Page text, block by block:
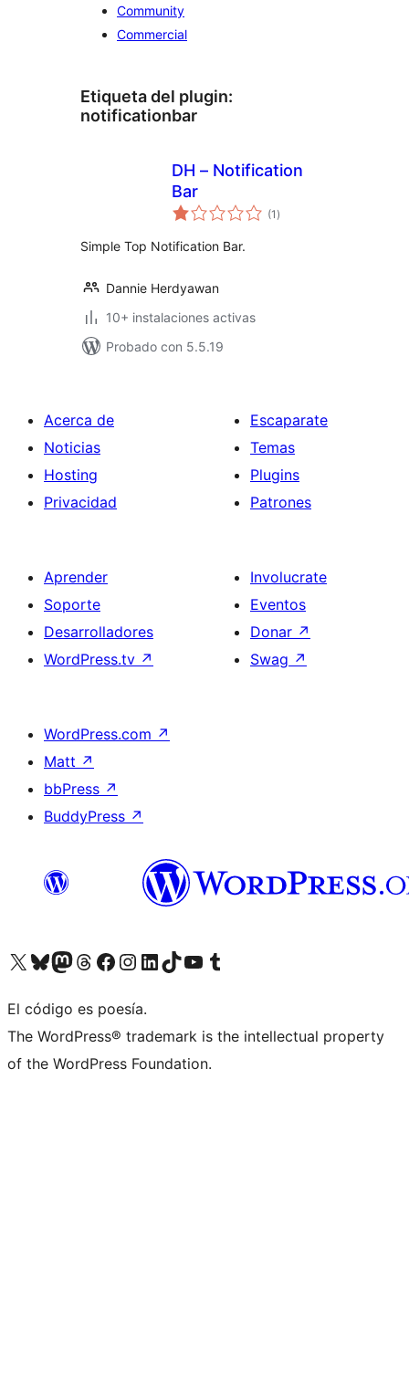
Community
Commercial
Etiqueta del plugin:
notificationbar
DH – Notification
Bar
(1 total
de
)
Simple Top Notification Bar.
Dannie Herdyawan
10+ instalaciones activas
Probado con 5.5.19
Acerca de
Noticias
Hosting
Privacidad
Escaparate
Temas
Plugins
Patrones
Aprender
Soporte
Desarrolladores
WordPress.tv ↗
Involucrate
Eventos
Donar ↗
Swag ↗
WordPress.com ↗
Matt ↗
bbPress ↗
BuddyPress ↗
Visitá nuestra cuenta de X (anteriormente Twitter)
Visitá nuestra cuenta de Bluesky
Visitá nuestra cuenta de Mastodon
Visitá nuestra cuenta de Threads
Visitá nuestra página de Facebook
Visitá nuestra cuenta de Instagram
Visitá nuestra cuenta de LinkedIn
Visitá nuestra cuenta de TikTok
Visitá nuestro canal de YouTube
Visitá nuestra cuenta de Tumblr
El código es poesía.
The WordPress® trademark is the intellectual property
of the WordPress Foundation.